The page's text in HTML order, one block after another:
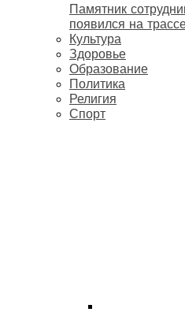
Памятник
появился на
Культура
Здоровье
Образование
Политика
Религия
Спорт